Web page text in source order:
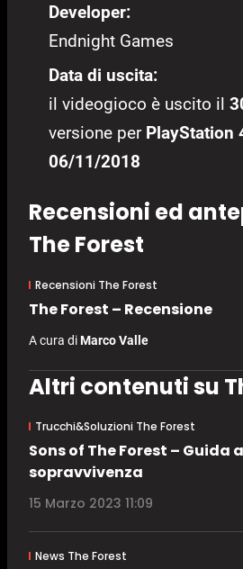
Developer:
Endnight Games
Data di uscita:
il videogioco è uscito il
versione per PlayStation
06/11/2018
Recensioni ed
The Forest
Recensioni The Forest
The Forest – Recensione
A cura diMarco Valle
Altri contenuti su
Trucchi&Soluzioni The Forest
Sons of The Forest – Guida
sopravvivenza
15 Marzo 2023 11:09
News The Forest